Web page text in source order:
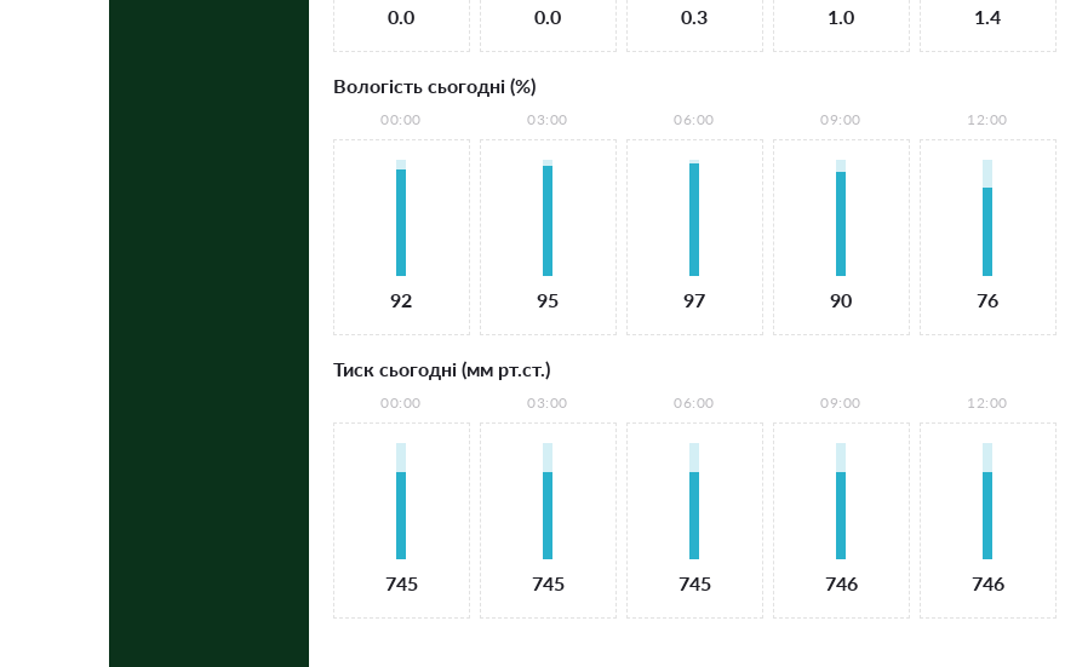
0.0 0.0 0.3 1.0 1.4
Вологість сьогодні (%)
00:00
92
03:00
95
06:00
97
09:00
90
12:00
76
Тиск сьогодні (мм рт.ст.)
00:00
745
03:00
745
06:00
745
09:00
746
12:00
746